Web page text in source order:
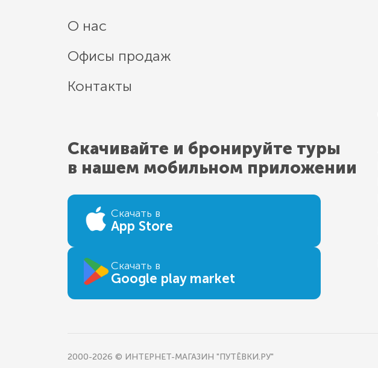
О нас
Офисы продаж
Контакты
Скачивайте и бронируйте туры
в нашем мобильном приложении
Скачать в
App Store
Скачать в
Google play market
2000-2026 © ИНТЕРНЕТ-МАГАЗИН "ПУТЁВКИ.РУ"